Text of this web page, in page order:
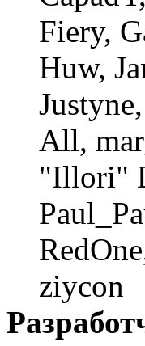
Fiery,
Huw,
All,
"Illori"
ziycon